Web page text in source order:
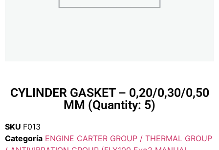
CYLINDER GASKET – 0,20/0,30/0,50
MM (Quantity: 5)
SKU F013
Categoría ENGINE CARTER GROUP / THERMAL GROUP